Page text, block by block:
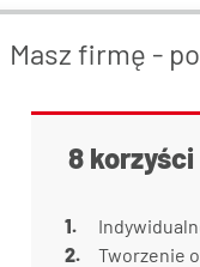
Masz firmę -
8
Tworzenie